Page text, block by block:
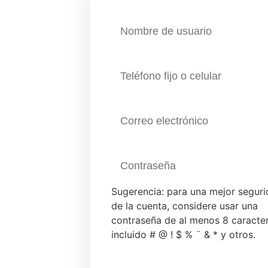
Sugerencia: para una mejor
de la cuenta, considere usar una
contraseña de al menos 8
incluido # @ ! $ % ¨ & * y otros.